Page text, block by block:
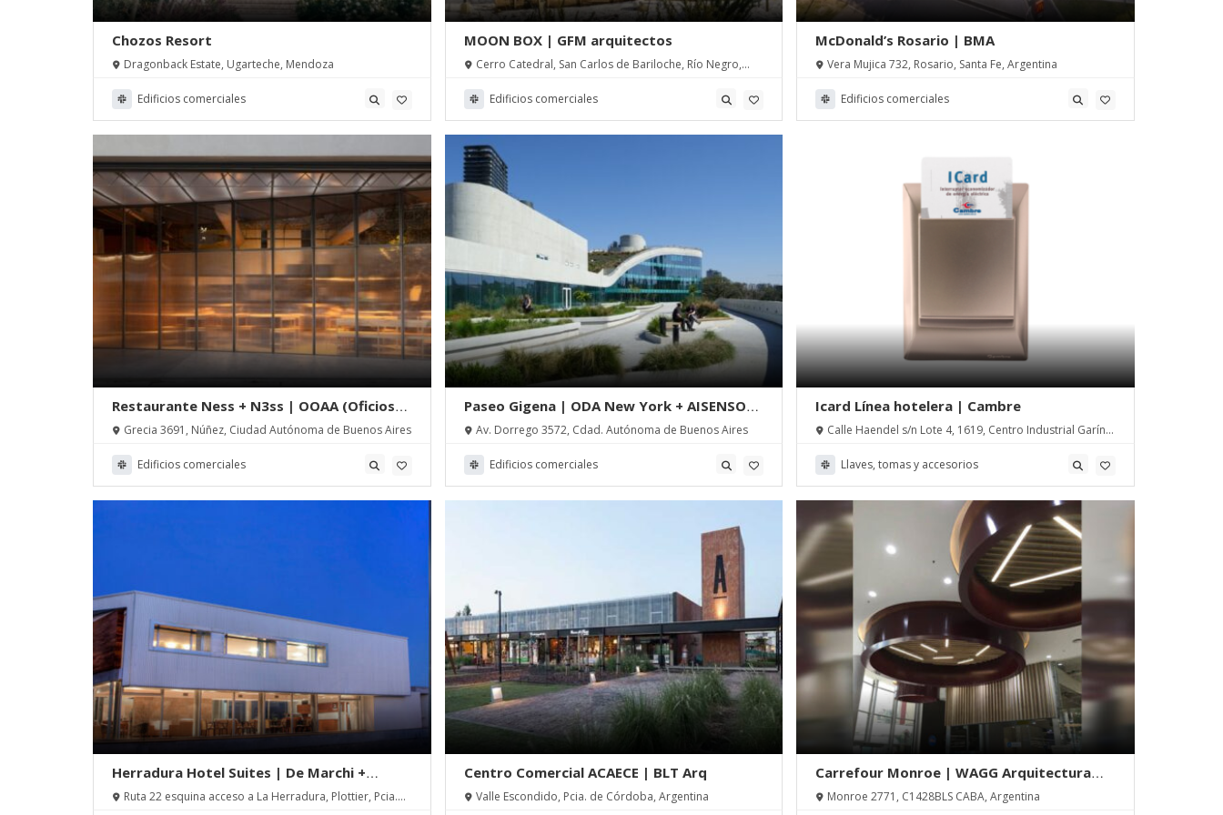
Chozos Resort
Dragonback Estate, Ugarteche, Mendoza
Edificios comerciales
MOON BOX | GFM arquitectos
Cerro Catedral, San Carlos de Bariloche, Río Negro,
Edificios comerciales
McDonald’s Rosario | BMA
Vera Mujica 732, Rosario, Santa Fe, Argentina
Edificios comerciales
Restaurante Ness + N3ss | OOAA (Oficios
Asociados)
Grecia 3691, Núñez, Ciudad Autónoma de Buenos Aires
Edificios comerciales
Paseo Gigena | ODA New York + AISENSON
Arquitectos
Av. Dorrego 3572, Cdad. Autónoma de Buenos Aires
Edificios comerciales
Icard Línea hotelera | Cambre
Calle Haendel s/n Lote 4, 1619, Centro Industrial Garín,
Llaves, tomas y accesorios
Herradura Hotel Suites | De Marchi +
Salcedo arqs
Ruta 22 esquina acceso a La Herradura, Plottier, Pcia.
Centro Comercial ACAECE | BLT Arq
Valle Escondido, Pcia. de Córdoba, Argentina
Carrefour Monroe | WAGG Arquitectura
Textil
Monroe 2771, C1428BLS CABA, Argentina